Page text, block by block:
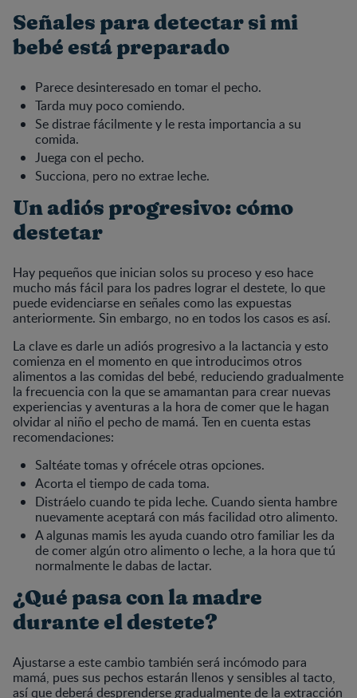
Señales para detectar si mi
bebé está preparado
Parece desinteresado en tomar el pecho.
Tarda muy poco comiendo.
Se distrae fácilmente y le resta importancia a su
comida.
Juega con el pecho.
Succiona, pero no extrae leche.
Un adiós progresivo: cómo
destetar
Hay pequeños que inician solos su proceso y eso hace
mucho más fácil para los padres lograr el destete, lo que
puede evidenciarse en señales como las expuestas
anteriormente. Sin embargo, no en todos los casos es así.
La clave es darle un adiós progresivo a la lactancia y esto
comienza en el momento en que introducimos otros
alimentos a las comidas del bebé, reduciendo gradualmente
la frecuencia con la que se amamantan para crear nuevas
experiencias y aventuras a la hora de comer que le hagan
olvidar al niño el pecho de mamá. Ten en cuenta estas
recomendaciones:
Saltéate tomas y ofrécele otras opciones.
Acorta el tiempo de cada toma.
Distráelo cuando te pida leche. Cuando sienta hambre
nuevamente aceptará con más facilidad otro alimento.
A algunas mamis les ayuda cuando otro familiar les da
de comer algún otro alimento o leche, a la hora que tú
normalmente le dabas de lactar.
¿Qué pasa con la madre
durante el destete?
Ajustarse a este cambio también será incómodo para
mamá, pues sus pechos estarán llenos y sensibles al tacto,
así que deberá desprenderse gradualmente de la extracción